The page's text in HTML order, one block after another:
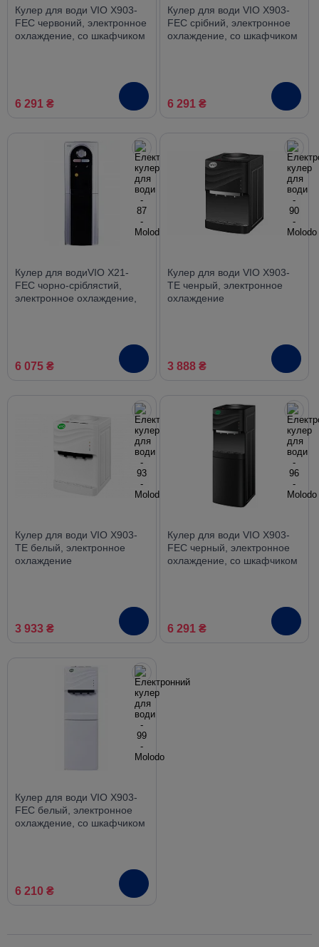
Кулер для води VIO X903-
FEC червоний, электронное
охлаждение, со шкафчиком
6 291 ₴
Кулер для води VIO X903-
FEC срібний, электронное
охлаждение, со шкафчиком
6 291 ₴
Кулер для водиVIO Х21-
FEC чорно-сріблястий,
электронное охлаждение,
6 075 ₴
Кулер для води VIO X903-
TE ченрый, электронное
охлаждение
3 888 ₴
Кулер для води VIO X903-
TE белый, электронное
охлаждение
3 933 ₴
Кулер для води VIO X903-
FEC черный, электронное
охлаждение, со шкафчиком
6 291 ₴
Кулер для води VIO X903-
FEC белый, электронное
охлаждение, со шкафчиком
6 210 ₴